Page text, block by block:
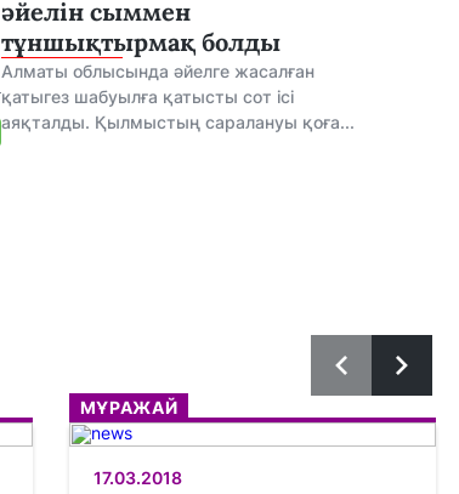
әйелін сыммен
тұншықтырмақ болды
Алматы облысында әйелге жасалған
қатыгез шабуылға қатысты сот ісі
аяқталды. Қылмыстың саралануы қоға...
МҰРАЖАЙ
17.03.2018